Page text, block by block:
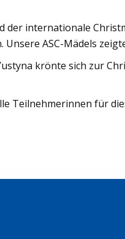
der internationale
ASC-Mädels
krönte sich zur
Teilnehmerinnen für